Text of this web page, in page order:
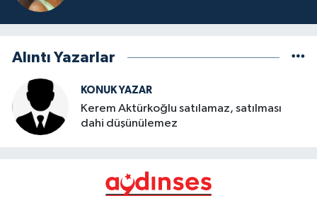
Alıntı Yazarlar
KONUK YAZAR
Kerem Aktürkoğlu satılamaz, satılması
dahi düşünülemez